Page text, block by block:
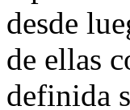
desde
de ellas
definida